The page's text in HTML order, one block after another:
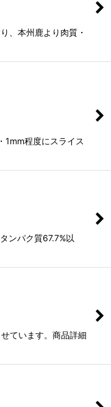
、本州鹿より肉質・
1mm程度にスライス
ンパク質67.7%以
ています。商品詳細